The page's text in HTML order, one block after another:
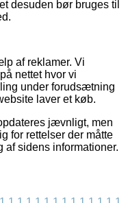
desuden bør bruges til
af reklamer. Vi
nettet hvor vi
under forudsætning
laver et køb.
jævnligt, men
for rettelser der måtte
sidens informationer.